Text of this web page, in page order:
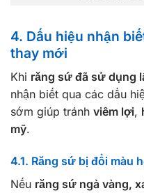
4. Dấu hiệu nhận
thay mới
Khi răng sứ đã sử dụng
nhận biết qua các dấu
sớm giúp tránh viêm lợi,
mỹ.
4.1. Răng sứ bị đổi màu
Nếu răng sứ ngả vàng,